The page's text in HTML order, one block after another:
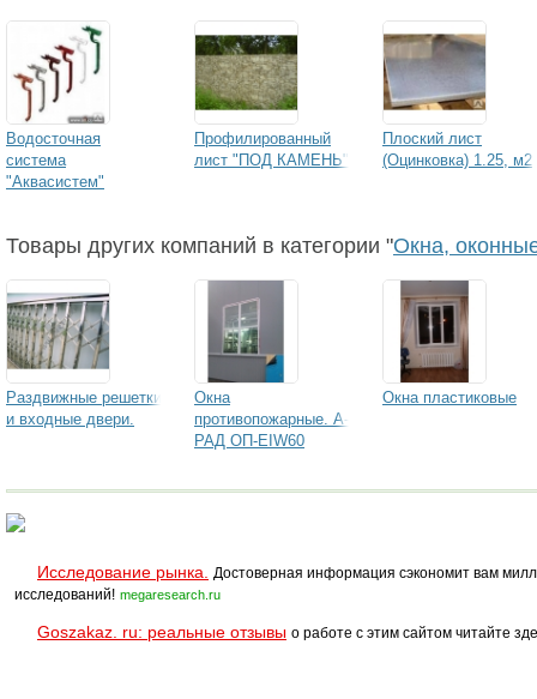
Водосточная
система
"Аквасистем"
Профилированный
лист "ПОД КАМЕНЬ"
Плоский лист
(Оцинковка) 1.25, м2
Товары других компаний в категории "Окна,
Раздвижные решетки
и входные двери.
Окна
противопожарные. А-
РАД ОП-EIW60
Окна пластиковые
Исследование рынка.
Достоверная информация сэкономит вам
исследований! megaresearch.ru
Goszakaz. ru: реальные отзывы о работе с этим сайтом читайте